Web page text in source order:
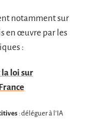
notamment sur
en œuvre par les
:
la loi sur
: déléguer à l’IA